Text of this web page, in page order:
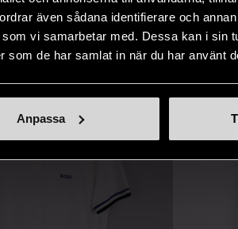
även sådana identifierare och
vi samarbetar med. Dessa kan i sin
som de har samlat in när du har använt
Anpassa
som påminner om denna